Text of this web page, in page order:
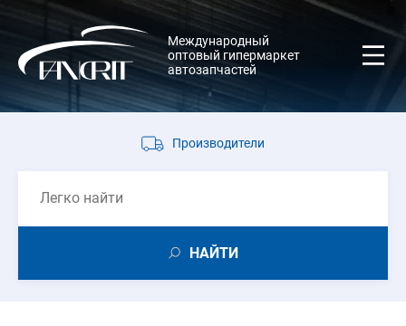
Международный
оптовый гипермаркет
автозапчастей
Производители
НАЙТИ